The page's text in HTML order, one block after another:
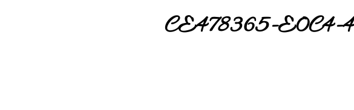
CE478365-